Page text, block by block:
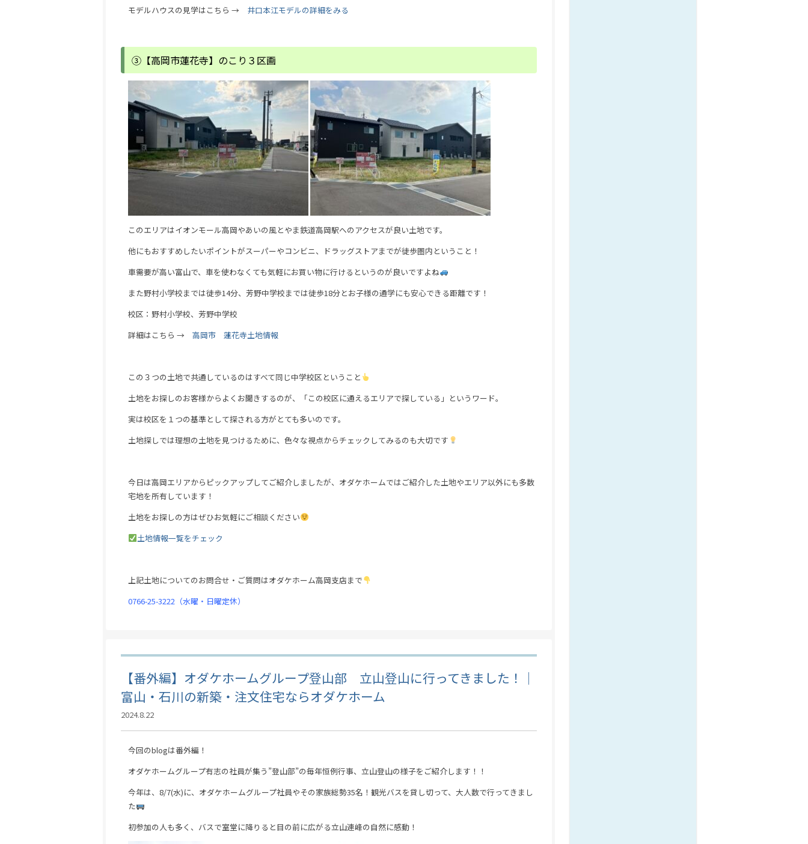
モデルハウスの見学はこちら → 井口本江モデルの詳細をみる
③【高岡市蓮花寺】のこり３区画
このエリアはイオンモール高岡やあいの風とやま鉄道高岡駅へのアクセスが良い土地です。
他にもおすすめしたいポイントがスーパーやコンビニ、ドラッグストアまでが徒歩圏内ということ！
車需要が高い富山で、車を使わなくても気軽にお買い物に行けるというのが良いですよね
また野村小学校までは徒歩14分、芳野中学校までは徒歩18分とお子様の通学にも安心できる距離です！
校区：野村小学校、芳野中学校
詳細はこちら → 高岡市 蓮花寺土地情報
この３つの土地で共通しているのはすべて同じ中学校区ということ
土地をお探しのお客様からよくお聞きするのが、「この校区に通えるエリアで探している」というワード。
実は校区を１つの基準として探される方がとても多いのです。
土地探しでは理想の土地を見つけるために、色々な視点からチェックしてみるのも大切です
今日は高岡エリアからピックアップしてご紹介しましたが、オダケホームではご紹介した土地やエリア以外にも多数
宅地を所有しています！
土地をお探しの方はぜひお気軽にご相談ください
土地情報一覧をチェック
上記土地についてのお問合せ・ご質問はオダケホーム高岡支店まで
0766-25-3222 （水曜・日曜定休）
【番外編】オダケホームグループ登山部 立山登山に行ってきました！｜
富山・石川の新築・注文住宅ならオダケホーム
2024.8.22
今回のblogは番外編！
オダケホームグループ有志の社員が集う”登山部”の毎年恒例行事、立山登山の様子をご紹介します！！
今年は、8/7(水)に、オダケホームグループ社員やその家族総勢35名！観光バスを貸し切って、大人数で行ってきまし
た
初参加の人も多く、バスで室堂に降りると目の前に広がる立山連峰の自然に感動！